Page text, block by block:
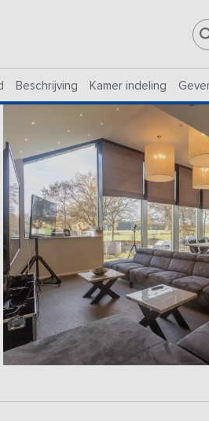
Beschrijving Kamer indeling